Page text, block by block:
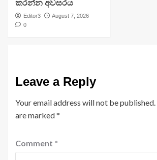
කරන්න අවසරය
Editor3
August 7, 2026
0
Leave a Reply
Your email address will not be published.
are marked*
Comment *